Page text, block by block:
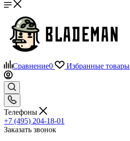
Сравнение0 Избранные товары
Телефоны
+7 (495) 204-18-01
Заказать звонок